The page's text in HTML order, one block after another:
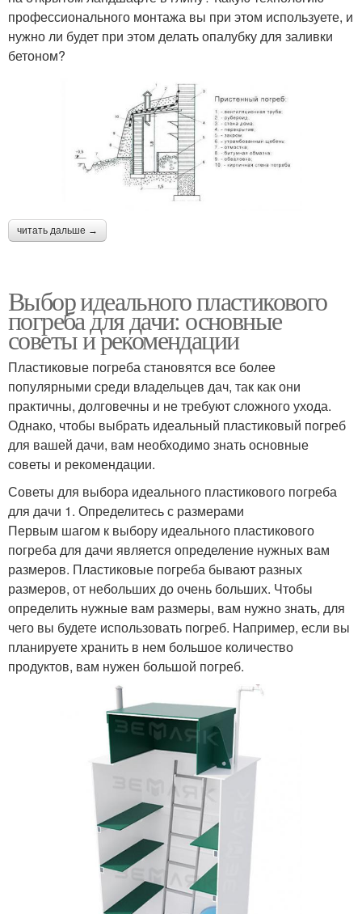
профессионального монтажа вы при этом используете, и
нужно ли будет при этом делать опалубку для заливки
бетоном?
читать дальше →
Выбор идеального пластикового
погреба для дачи: основные
советы и рекомендации
Пластиковые погреба становятся все более
популярными среди владельцев дач, так как они
практичны, долговечны и не требуют сложного ухода.
Однако, чтобы выбрать идеальный пластиковый погреб
для вашей дачи, вам необходимо знать основные
советы и рекомендации.
Советы для выбора идеального пластикового погреба
для дачи 1. Определитесь с размерами
Первым шагом к выбору идеального пластикового
погреба для дачи является определение нужных вам
размеров. Пластиковые погреба бывают разных
размеров, от небольших до очень больших. Чтобы
определить нужные вам размеры, вам нужно знать, для
чего вы будете использовать погреб. Например, если вы
планируете хранить в нем большое количество
продуктов, вам нужен большой погреб.